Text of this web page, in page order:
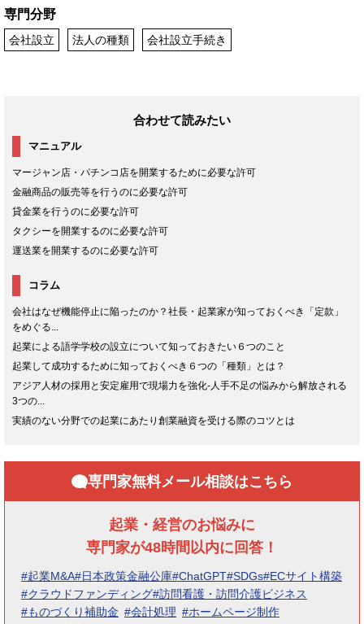
専門分野
会社設立 法人の種類 会社設立手続き
合わせて読みたい
マニュアル
マージャン店・パチンコ店を開業するために必要な許可
金融商品の販売等を行うのに必要な許可
貸金業を行うのに必要な許可
タクシーを開業するのに必要な許可
運送業を開業するのに必要な許可
コラム
会社はなぜ機能停止に陥ったのか？社長・起業家が知っておくべき「定款」
をめぐる...
起業による語学学校の設立について知っておきたい６つのこと
起業して成功するために知っておくべき６つの「種類」とは？
アジア人材の採用と安定雇用で現場力を強化-人手不足の悩みから解放される
3つの...
実績のない分野での起業にあたり創業融資を受ける際のコツとは
専門家無料メール相談はこちら
起業・経営のお悩みに
専門家が48時間以内に回答！
#起業M&A#日本政策金融公庫#ChatGPT#SDGs#ECサイト構築
#クラウドファンディング#訪問看護・訪問介護ビジネス
#ものづくり補助金 #会計処理 #ホームページ制作